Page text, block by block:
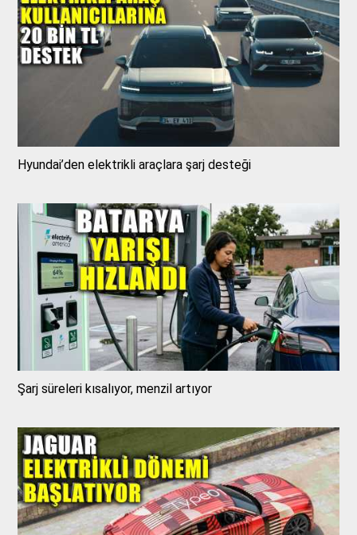
Hyundai’den elektrikli araçlara şarj desteği
Şarj süreleri kısalıyor, menzil artıyor